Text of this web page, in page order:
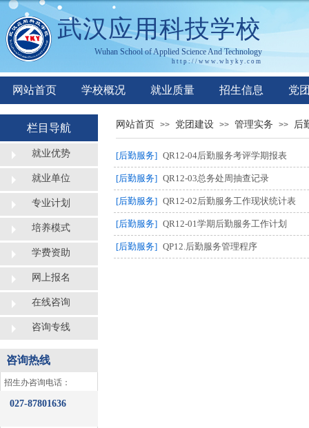
武汉应用科技学校
Wuhan School ofApplied ScienceAnd Technology
http://www.whyky.co m
网站首页 学校概况 就业质量 招生信息 党
栏目导航 网站首页 >> 党团建设 >> 管理实务 >> 后
就业优势
就业单位
专业计划
培养模式
学费资助
网上报名
在线咨询
咨询专线
[后勤服务] QR12-04后勤服务考评学期报表
[后勤服务] QR12-03总务处周抽查记录
[后勤服务] QR12-02后勤服务工作现状统计表
[后勤服务] QR12-01学期后勤服务工作计划
[后勤服务] QP12.后勤服务管理程序
咨询热线
​招生办咨询电话：
027-87801636